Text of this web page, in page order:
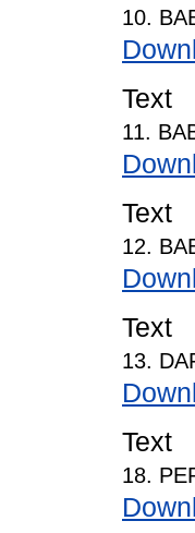
10.
Text
11.
Text
12.
Text
13.
Text
18.